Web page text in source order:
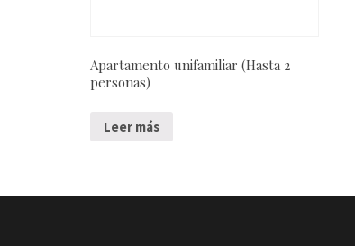
Apartamento unifamiliar (Hasta 2
personas)
Leer más